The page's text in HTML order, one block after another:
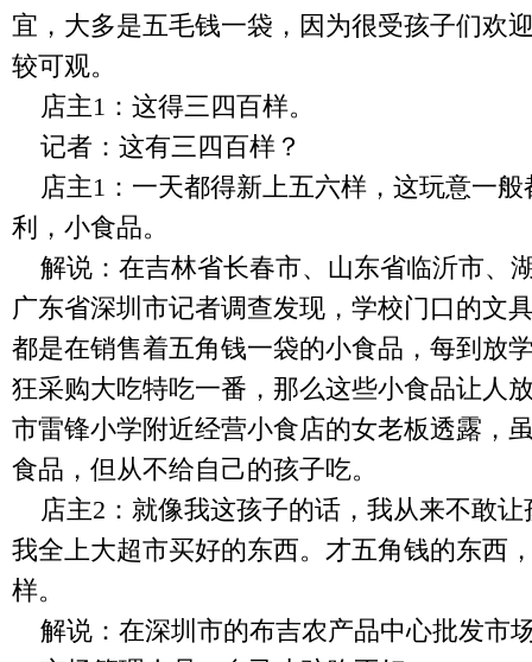
宜，大多是五毛钱一袋，因为很受孩子们欢
较可观。
店主1 ：这得三四百样。
记者：这有三四百样？
店主1 ：一天都得新上五六样，这玩意一
利，小食品。
解说：在吉林省长春市、山东省临沂市、
广东省深圳市记者调查发现，学校门口的文
都是在销售着五角钱一袋的小食品，每到放
狂采购大吃特吃一番，那么这些小食品让人
市雷锋小学附近经营小食店的女老板透露，
食品，但从不给自己的孩子吃。
店主2 ：就像我这孩子的话，我从来不敢
我全上大超市买好的东西。才五角钱的东西
样。
解说：在深圳市的布吉农产品中心批发市